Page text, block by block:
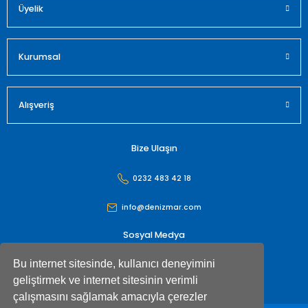
Bu internet sitesinde, kullanıcı deneyimini
geliştirmek ve internet sitesinin verimli
çalışmasını sağlamak amacıyla çerezler
Üyelik
Kurumsal
Alışveriş
Bize Ulaşın
0232 483 42 18
info@denizmar.com
Sosyal Medya